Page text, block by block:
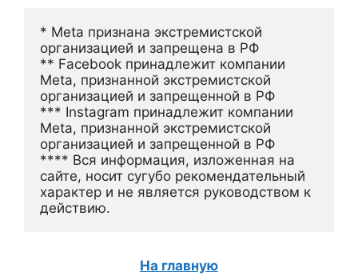
* Meta признана экстремистской
организацией и запрещена в РФ
** Facebook принадлежит компании
Meta, признанной экстремистской
организацией и запрещенной в РФ
*** Instagram принадлежит компании
Meta, признанной экстремистской
организацией и запрещенной в РФ
**** Вся информация, изложенная на
сайте, носит сугубо рекомендательный
характер и не является руководством к
действию.
На главную